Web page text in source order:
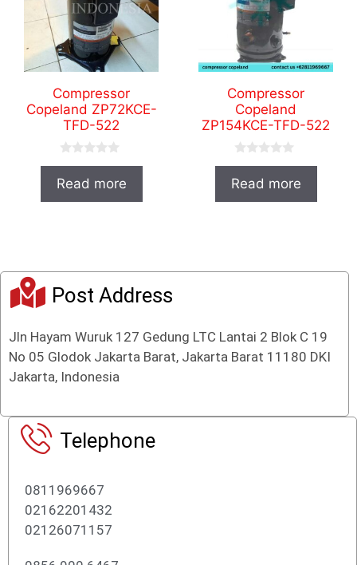
Compressor
Copeland ZP72KCE-
TFD-522
0
u
Read more
Compressor
Copeland
ZP154KCE-TFD-522
0
u
Read more
Post Address
Jln Hayam Wuruk 127 Gedung LTC Lantai 2 Blok C 19
No 05 Glodok Jakarta Barat, Jakarta Barat 11180 DKI
Jakarta, Indonesia
Telephone
0811969667
02162201432
02126071157